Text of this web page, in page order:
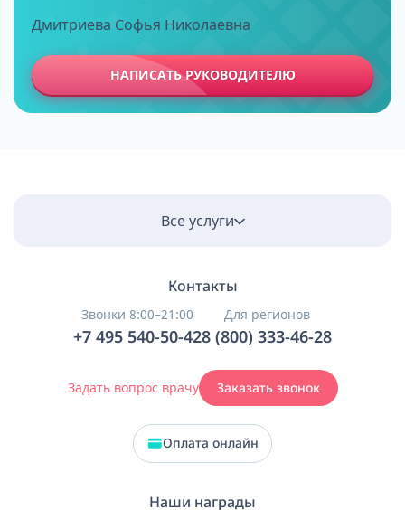
Дмитриева Софья Николаевна
НАПИСАТЬ РУКОВОДИТЕЛЮ
Все услуги
Контакты
Звонки 8:00–21:00
+7 495 540-50-42
Для регионов
8 (800) 333-46-28
Задать вопрос врачу Заказать звонок
Оплата онлайн
Наши награды